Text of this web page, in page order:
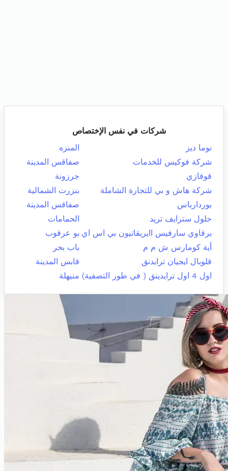
شركات في نفس الإختصاص
نوما ديز
المنزه
شركة فوكيس للخدمات
صفاقس المدينة
قوفازي
جرزونة
شركة هاش و بي للتجارة الشاملة
بنزرت الشمالية
بوردارباس
صفاقس المدينة
حلول سترايف تريد
الحمامات
برقاوي سارفيس اايريقاتيون بي اس اي بو عرقوب
أية كومارس ش م م
باب بحر
قلوبال ايجيان ترايدنق
قابس المدينة
اول 4 اول ترايدينق ( في طور التصفية)
منيهلة